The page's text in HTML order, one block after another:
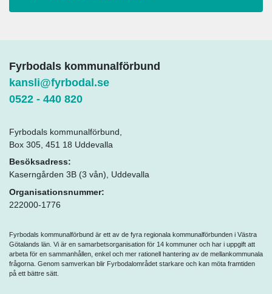
Fyrbodals kommunalförbund
kansli@fyrbodal.se
0522 - 440 820
Fyrbodals kommunalförbund,
Box 305, 451 18 Uddevalla
Besöksadress:
Kaserngården 3B (3 vån), Uddevalla
Organisationsnummer:
222000-1776
Fyrbodals kommunalförbund är ett av de fyra regionala kommunalförbunden i Västra
Götalands län. Vi är en samarbetsorganisation för 14 kommuner och har i uppgift att
arbeta för en sammanhållen, enkel och mer rationell hantering av de mellankommunala
frågorna. Genom samverkan blir Fyrbodalområdet starkare och kan möta framtiden
på ett bättre sätt.